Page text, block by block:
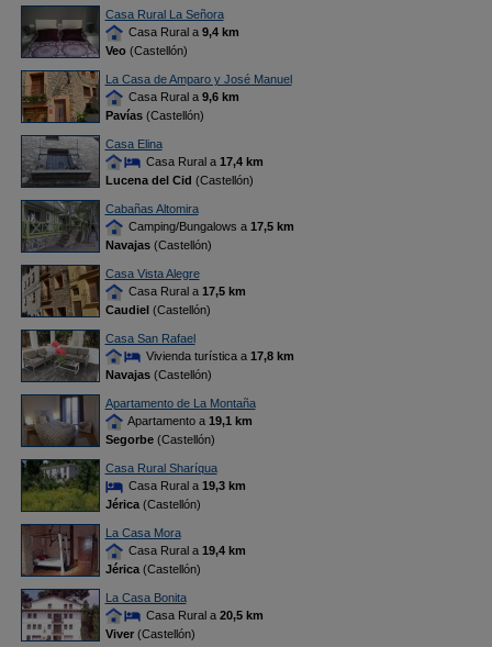
Casa Rural La Señora
Casa Rural a 9,4 km
Veo(Castellón)
La Casa de Amparo y José Manuel
Casa Rural a 9,6 km
Pavías(Castellón)
Casa Elina
Casa Rural a 17,4 km
Lucena del Cid (Castellón)
Cabañas Altomira
Camping/Bungalows a 17,5 km
Navajas(Castellón)
Casa Vista Alegre
Casa Rural a 17,5 km
Caudiel(Castellón)
Casa San Rafael
Vivienda turística a 17,8 km
Navajas(Castellón)
Apartamento de La Montaña
Apartamento a 19,1 km
Segorbe(Castellón)
Casa Rural Sharíqua
Casa Rural a 19,3 km
Jérica(Castellón)
La Casa Mora
Casa Rural a 19,4 km
Jérica(Castellón)
La Casa Bonita
Casa Rural a 20,5 km
Viver(Castellón)